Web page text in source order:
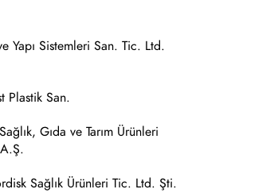
Yapı Sistemleri San. Tic. Ltd.
Plastik San.
Gıda ve Tarım Ürünleri
Sağlık Ürünleri Tic. Ltd. Şti.